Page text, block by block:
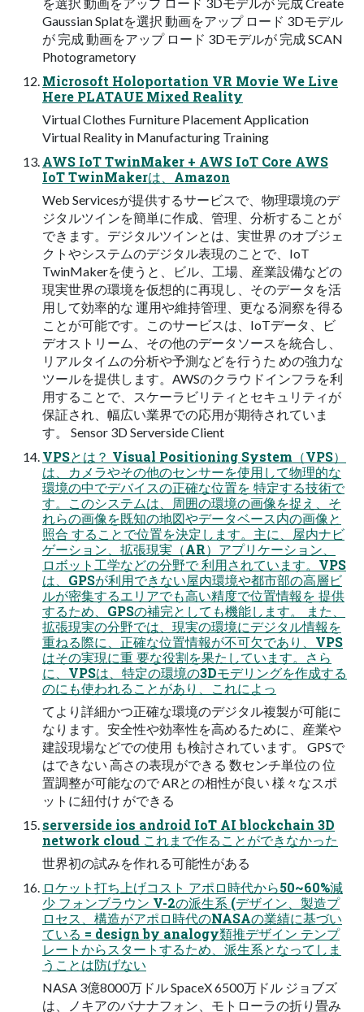
Gaussian Splatを選択 動画をアップ ロード 3Dモデル
が 完成 動画をアップ ロード 3Dモデルが 完成 SCAN
Photogrametory
Microsoft Holoportation VR Movie We Live
Here PLATAUE Mixed Reality
Virtual Clothes Furniture Placement Application
Virtual Reality in Manufacturing Training
AWS IoT TwinMaker + AWS IoT Core AWS
IoT TwinMakerは、Amazon
Web Servicesが提供するサービスで、物理環境のデ
ジタルツインを簡単に作成、管理、分析することが
できます。デジタルツインとは、実世界 のオブジェ
クトやシステムのデジタル表現のことで、IoT
TwinMakerを使うと、ビル、工場、産業設備などの
現実世界の環境を仮想的に再現し、そのデータを活
用して効率的な 運用や維持管理、更なる洞察を得る
ことが可能です。このサービスは、IoTデータ、ビ
デオストリーム、その他のデータソースを統合し、
リアルタイムの分析や予測などを行うた めの強力な
ツールを提供します。AWSのクラウドインフラを利
用することで、スケーラビリティとセキュリティが
保証され、幅広い業界での応用が期待されていま
す。 Sensor 3D Serverside Client
VPSとは？ Visual Positioning System（VPS）
は、カメラやその他のセンサーを使用して物理的な
環境の中でデバイスの正確な位置を 特定する技術で
す。このシステムは、周囲の環境の画像を捉え、そ
れらの画像を既知の地図やデータベース内の画像と
照合 することで位置を決定します。主に、屋内ナビ
ゲーション、拡張現実（AR）アプリケーション、
ロボット工学などの分野で 利用されています。VPS
は、GPSが利用できない屋内環境や都市部の高層ビ
ルが密集するエリアでも高い精度で位置情報を 提供
するため、GPSの補完としても機能します。 また、
拡張現実の分野では、現実の環境にデジタル情報を
重ねる際に、正確な位置情報が不可欠であり、VPS
はその実現に重 要な役割を果たしています。さら
に、VPSは、特定の環境の3Dモデリングを作成する
のにも使われることがあり、これによっ
てより詳細かつ正確な環境のデジタル複製が可能に
なります。安全性や効率性を高めるために、産業や
建設現場などでの使用 も検討されています。 GPSで
はできない 高さの表現ができる 数センチ単位の 位
置調整が可能なので ARとの相性が良い 様々なスポ
ットに紐付け ができる
serverside ios android IoT AI blockchain 3D
network cloud これまで作ることができなかった
世界初の試みを作れる可能性がある
ロケット打ち上げコスト アポロ時代から50~60%減
少 フォンブラウン V-2の派生系 (デザイン、製造プ
ロセス、構造がアポロ時代のNASAの業績に基づい
ている = design by analogy類推デザイン テンプ
レートからスタートするため、派生系となってしま
うことは防げない
NASA 3億8000万ドル SpaceX 6500万ドル ジョブズ
は、ノキアのバナナフォン、モトローラの折り畳み